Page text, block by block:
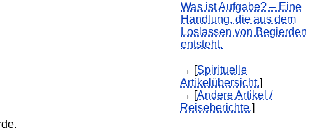
Was ist Aufgabe? – Eine
Handlung, die aus dem
Loslassen von Begierden
entsteht.
→ [Spirituelle
Artikelübersicht.]
→ [Andere Artikel /
Reiseberichte.]